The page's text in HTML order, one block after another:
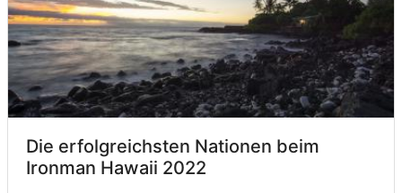
Die erfolgreichsten Nationen beim
Ironman Hawaii 2022